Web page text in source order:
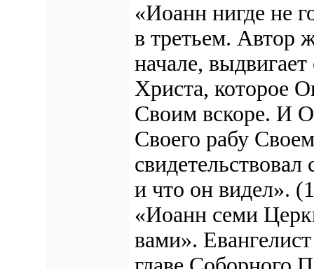
«Иоанн нигде не
в третьем. Автор
начале,
Христа, которое
Своим вскоре. И
Своего рабу
и что он видел».
«Иоанн семи
вами».